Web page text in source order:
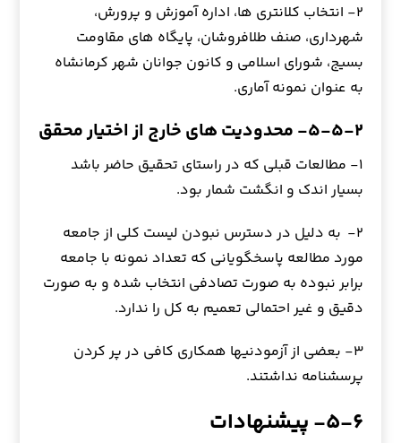
۲- انتخاب کلانتری ها، اداره آموزش و پرورش،
شهرداری، صنف طلافروشان، پایگاه های مقاومت
بسیج، شورای اسلامی و کانون جوانان شهر کرمانشاه
به عنوان نمونه آماری.
۵-۵-۲- محدودیت های خارج از اختیار محقق
۱- مطالعات قبلی که در راستای تحقیق حاضر باشد
بسیار اندک و انگشت شمار بود.
۲- به دليل در دسترس نبودن ليست کلی از جامعه
مورد مطالعه پاسخگويانی که تعداد نمونه با جامعه
برابر نبوده به صورت تصادفی انتخاب شده و به صورت
دقيق و غير احتمالي تعميم به كل را ندارد.
۳- بعضی از آزمودنیها همکاری کافی در پر کردن
پرسشنامه نداشتند.
۵-۶- پیشنهادات